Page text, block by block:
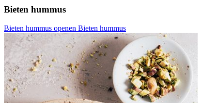
Bieten hummus
Bieten hummus openen Bieten hummus